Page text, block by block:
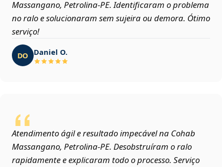
Massangano, Petrolina‑PE. Identificaram o problema
no ralo e solucionaram sem sujeira ou demora. Ótimo
serviço!
DO Daniel O.
Atendimento ágil e resultado impecável na Cohab
Massangano, Petrolina‑PE. Desobstruíram o ralo
rapidamente e explicaram todo o processo. Serviço